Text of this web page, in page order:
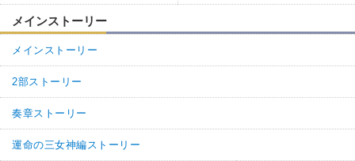
メインストーリー
メインストーリー
2部ストーリー
奏章ストーリー
運命の三女神編ストーリー